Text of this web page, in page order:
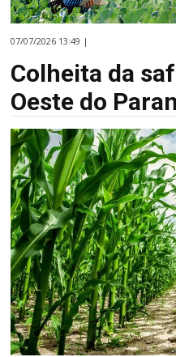
07/07/2026 13:49 |
Colheita da
Oeste do